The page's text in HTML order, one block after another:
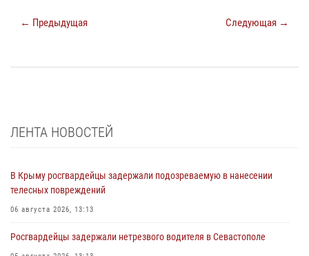
← Предыдущая Следующая →
ЛЕНТА НОВОСТЕЙ
В Крыму росгвардейцы задержали подозреваемую в нанесении
телесных повреждений
06 августа 2026, 13:13
Росгвардейцы задержали нетрезвого водителя в Севастополе